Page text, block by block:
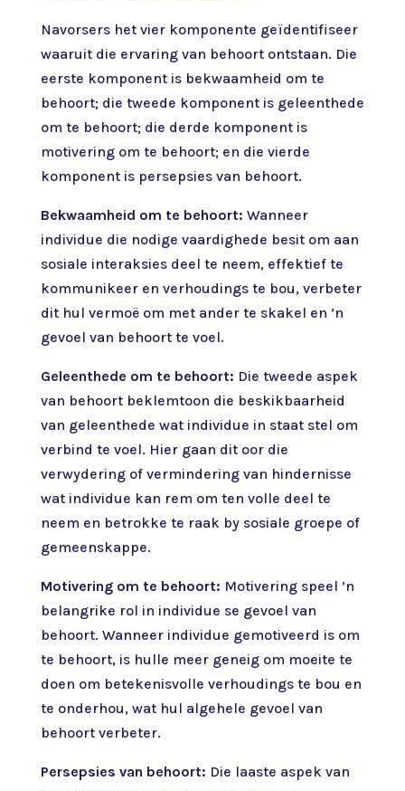
Navorsers het vier komponente geïdentifiseer
waaruit die ervaring van behoort ontstaan. Die
eerste komponent is bekwaamheid om te
behoort; die tweede komponent is geleenthede
om te behoort; die derde komponent is
motivering om te behoort; en die vierde
komponent is persepsies van behoort.
Bekwaamheid om te behoort: Wanneer
individue die nodige vaardighede besit om aan
sosiale interaksies deel te neem, effektief te
kommunikeer en verhoudings te bou, verbeter
dit hul vermoë om met ander te skakel en ’n
gevoel van behoort te voel.
Geleenthede om te behoort: Die tweede aspek
van behoort beklemtoon die beskikbaarheid
van geleenthede wat individue in staat stel om
verbind te voel. Hier gaan dit oor die
verwydering of vermindering van hindernisse
wat individue kan rem om ten volle deel te
neem en betrokke te raak by sosiale groepe of
gemeenskappe.
Motivering om te behoort: Motivering speel ’n
belangrike rol in individue se gevoel van
behoort. Wanneer individue gemotiveerd is om
te behoort, is hulle meer geneig om moeite te
doen om betekenisvolle verhoudings te bou en
te onderhou, wat hul algehele gevoel van
behoort verbeter.
Persepsies van behoort: Die laaste aspek van